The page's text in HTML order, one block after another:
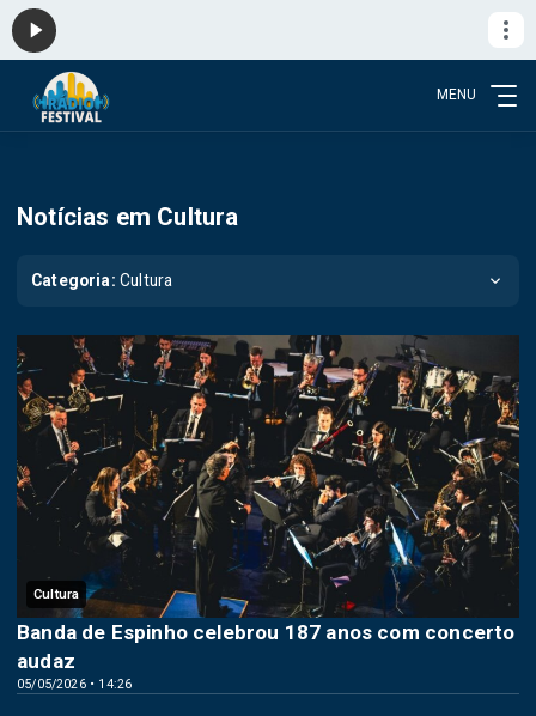
MENU
Notícias em Cultura
Categoria: Cultura
Cultura
05/05/2026 • 14:26
Banda de Espinho celebrou 187 anos com concerto
audaz